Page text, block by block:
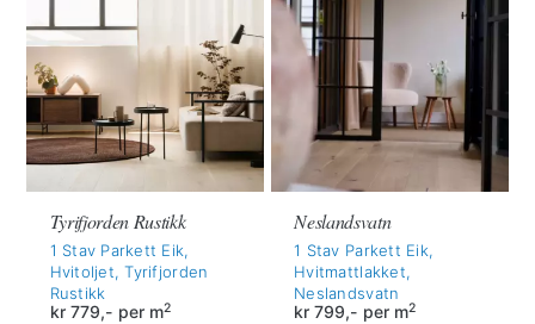
Tyrifjorden Rustikk
1 Stav Parkett Eik,
Hvitoljet, Tyrifjorden
Rustikk
kr779,- per m2
Neslandsvatn
1 Stav Parkett Eik,
Hvitmattlakket,
Neslandsvatn
kr 799,- per m2